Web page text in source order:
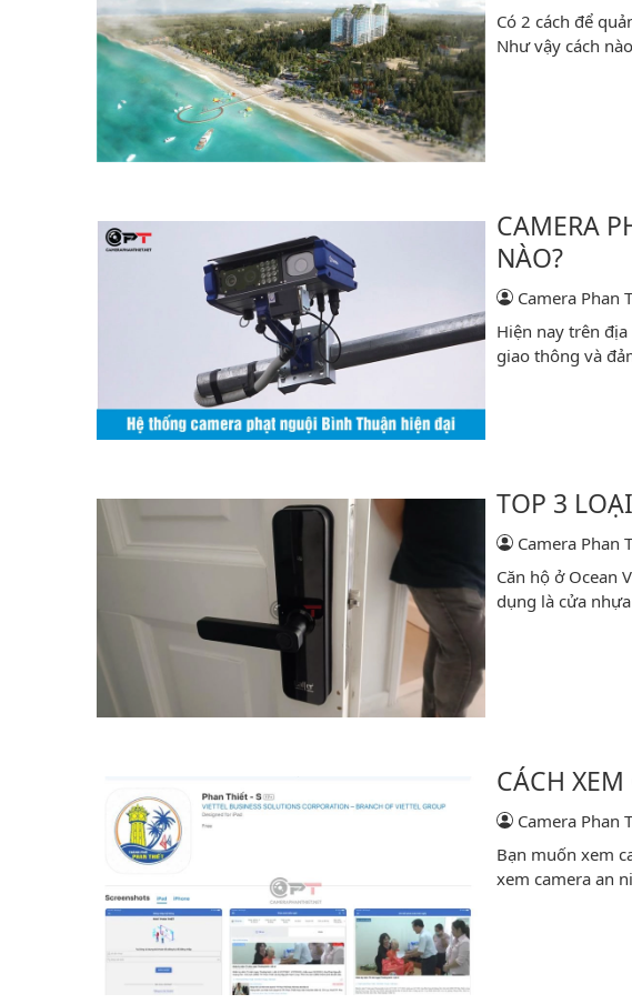
Có 2 cách để
Như vậy cách
CAMERA
NÀO?
Camera Phan
Hiện nay trên
giao thông và
TOP 3
Camera Phan
Căn hộ ở Ocean
dụng là cửa
CÁCH
Camera Phan
Bạn muốn xem
xem camera an